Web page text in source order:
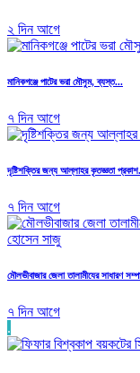
২ দিন আগে
মানিকগঞ্জে পাটের ভরা মৌসুম, ব্যস্ত...
৭ দিন আগে
দৃষ্টিশক্তির জন্য আল্লাহর কৃতজ্ঞতা
৭ দিন আগে
মৌলভীবাজার জেলা তালামীযের সাধারণ
৭ দিন আগে
.